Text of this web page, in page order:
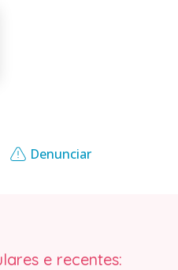
Denunciar
e recentes: